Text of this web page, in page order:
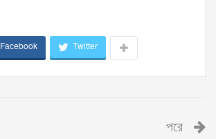
Facebook Twitter
পরে